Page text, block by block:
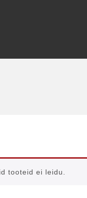
tooteid ei leidu.